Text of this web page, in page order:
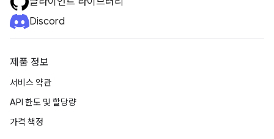
Discord
제품 정보
서비스 약관
API 한도 및 할당량
가격 책정